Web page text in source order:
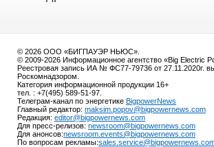
© 2026 ООО «БИГПАУЭР НЬЮС».
© 2009-2026 Информационное агентство «Big Electric
Реестровая запись ИА № ФС77-79736 от 27.11.2020г.
Роскомнадзором.
Категория информационной продукции 16+
тел. : +7(495) 589-51-97.
Телеграм-канал по энергетике BigpowerNews
Главный редактор: maksim.popov@bigpowernews.com
Редакция: editor@bigpowernews.com
Для пресс-релизов: newsroom@bigpowernews.com
Для анонсов:newsroom.events@bigpowernews.com
По вопросам рекламы: